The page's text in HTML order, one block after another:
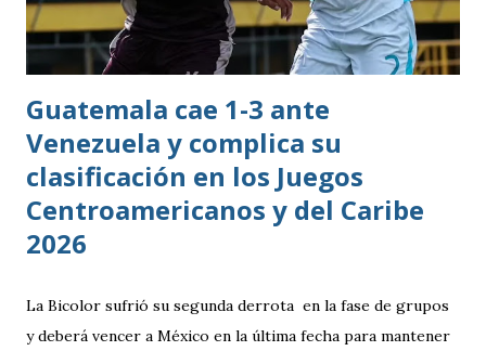
Guatemala cae 1-3 ante
Venezuela y complica su
clasificación en los Juegos
Centroamericanos y del Caribe
2026
La Bicolor sufrió su segunda derrota en la fase de grupos
y deberá vencer a México en la última fecha para mantener